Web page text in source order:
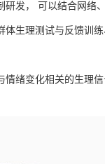
发， 可以结合网络
生理测试与反馈训
绪变化相关的生理信